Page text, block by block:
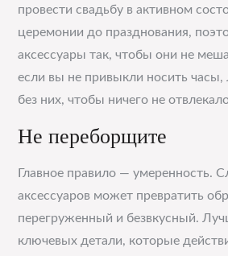
провести свадьбу в активном
церемонии до празднования,
аксессуары так, чтобы они не
если вы не привыкли носить часы,
без них, чтобы ничего не
Не переборщите
Главное правило — умеренность.
аксессуаров может превратить
перегруженный и безвкусный.
ключевых детали, которые